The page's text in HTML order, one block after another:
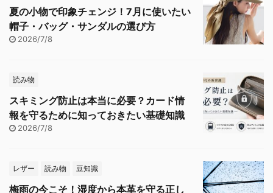
夏の小物で印象チェンジ！7月に使いたい
帽子・バッグ・サンダルの選び方
2026/7/8
読み物
スキミング防止は本当に必要？カード情
報を守るために知っておきたい基礎知識
2026/7/8
レザー 読み物 豆知識
梅雨の今こそ！湿度から本革を守る正し